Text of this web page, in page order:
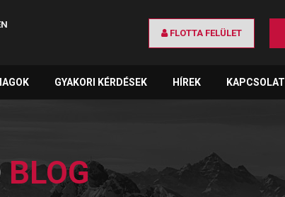
FLOTTA FELÜLET
GYAKORI KÉRDÉSEK HÍREK KAPCSOLAT
BLOG